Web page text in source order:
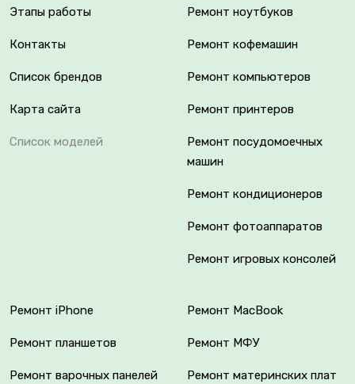
Этапы работы
Контакты
Список брендов
Карта сайта
Список моделей
Ремонт ноутбуков
Ремонт кофемашин
Ремонт компьютеров
Ремонт принтеров
Ремонт посудомоечных
машин
Ремонт кондиционеров
Ремонт фотоаппаратов
Ремонт игровых консолей
Ремонт iPhone
Ремонт планшетов
Ремонт варочных панелей
Ремонт MacBook
Ремонт МФУ
Ремонт материнских плат